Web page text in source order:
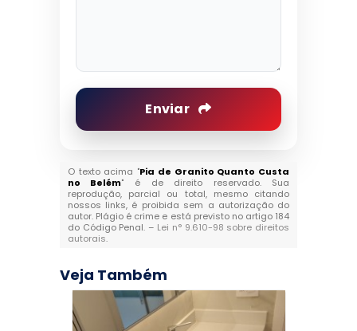
Enviar
O texto acima "Pia de Granito Quanto Custa
no Belém" é de direito reservado. Sua
reprodução, parcial ou total, mesmo citando
nossos links, é proibida sem a autorização do
autor. Plágio é crime e está previsto no artigo 184
do Código Penal. – Lei n° 9.610-98 sobre direitos
autorais.
Veja Também